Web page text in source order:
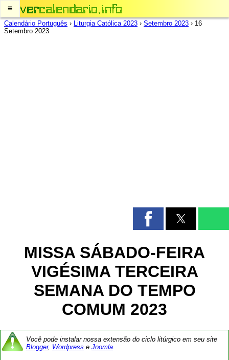
≡
Calendário Português › Liturgia Católica 2023 › Setembro 2023 › 16
Setembro 2023
MISSA SÁBADO-FEIRA
VIGÉSIMA TERCEIRA
SEMANA DO TEMPO
COMUM 2023
Você pode instalar nossa extensão do ciclo litúrgico em seu site
Blogger, Wordpress e Joomla.